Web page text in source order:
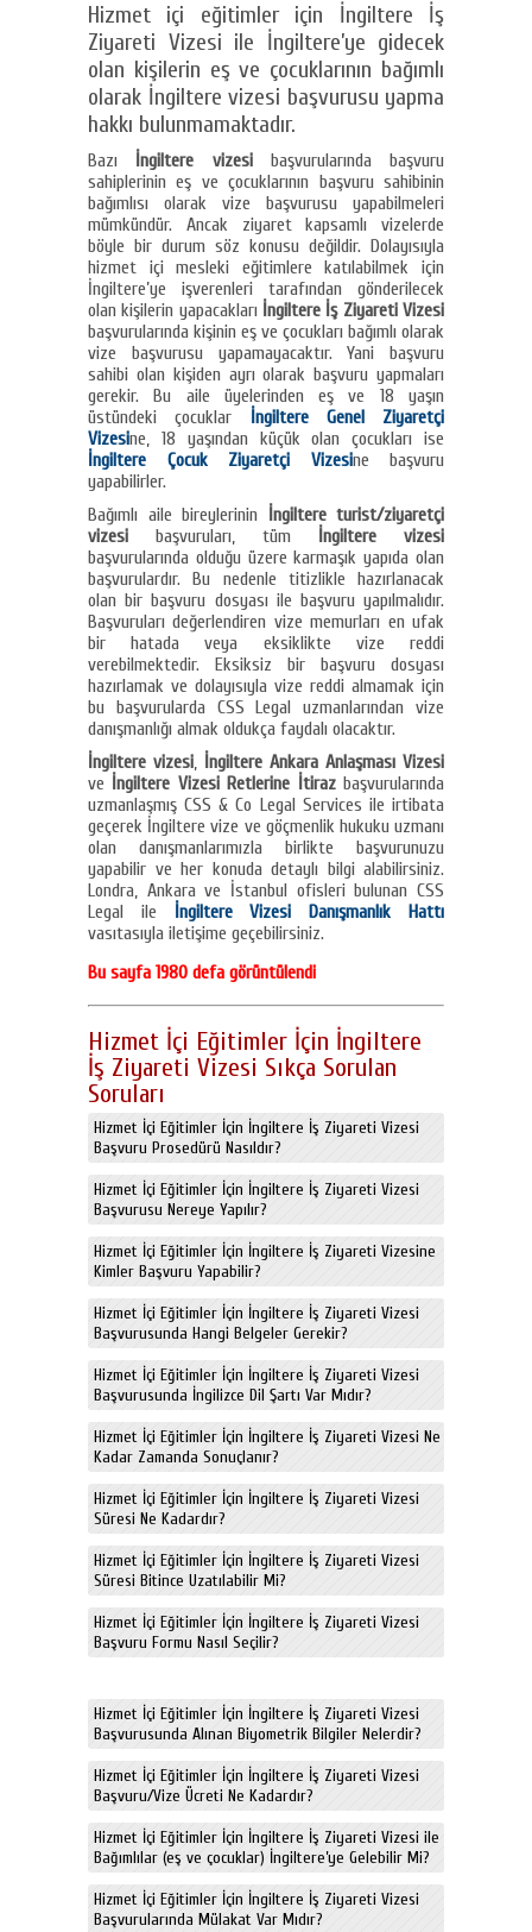
Hizmet içi eğitimler için İngiltere İş
Ziyareti Vizesi ile İngiltere’ye gidecek
olan kişilerin eş ve çocuklarının bağımlı
olarak İngiltere vizesi başvurusu yapma
hakkı bulunmamaktadır.
Bazı İngiltere vizesibaşvurularında başvuru
sahiplerinin eş ve çocuklarının başvuru sahibinin
bağımlısı olarak vize başvurusu yapabilmeleri
mümkündür. Ancak ziyaret kapsamlı vizelerde
böyle bir durum söz konusu değildir. Dolayısıyla
hizmet içi mesleki eğitimlere katılabilmek için
İngiltere’ye işverenleri tarafından gönderilecek
olan kişilerin yapacakları İngiltere İş Ziyareti Vizesi
başvurularında kişinin eş ve çocukları bağımlı olarak
vize başvurusu yapamayacaktır. Yani başvuru
sahibi olan kişiden ayrı olarak başvuru yapmaları
gerekir. Bu aile üyelerinden eş ve 18 yaşın
üstündeki çocuklar İngiltere Genel Ziyaretçi
Vizesine, 18 yaşından küçük olan çocukları ise
İngiltere Çocuk Ziyaretçi Vizesine başvuru
yapabilirler.
Bağımlı aile bireylerinin
İngiltere turist/ziyaretçi
vizesi başvuruları, tüm
İngiltere vizesi
başvurularında olduğu üzere karmaşık yapıda olan
başvurulardır. Bu nedenle titizlikle hazırlanacak
olan bir başvuru dosyası ile başvuru yapılmalıdır.
Başvuruları değerlendiren vize memurları en ufak
bir hatada veya eksiklikte vize reddi
verebilmektedir. Eksiksiz bir başvuru dosyası
hazırlamak ve dolayısıyla vize reddi almamak için
bu başvurularda CSS Legal uzmanlarından vize
danışmanlığı almak oldukça faydalı olacaktır.
İngiltere vizesi, İngiltere Ankara Anlaşması Vizesi
ve İngiltere Vizesi Retlerine İtirazbaşvurularında
uzmanlaşmış CSS & Co Legal Services ile irtibata
geçerek İngiltere vize ve göçmenlik hukuku uzmanı
olan danışmanlarımızla birlikte başvurunuzu
yapabilir ve her konuda detaylı bilgi alabilirsiniz.
Londra, Ankara ve İstanbul ofisleri bulunan CSS
Legal ile İngiltere Vizesi Danışmanlık Hattı
vasıtasıyla iletişime geçebilirsiniz.
Bu sayfa 1980 defa görüntülendi
Hizmet İçi Eğitimler İçin İngiltere
İş Ziyareti Vizesi Sıkça Sorulan
Soruları
Hizmet İçi Eğitimler İçin İngiltere İş Ziyareti Vizesi
Başvuru Prosedürü Nasıldır?
Hizmet İçi Eğitimler İçin İngiltere İş Ziyareti Vizesi
Başvurusu Nereye Yapılır?
Hizmet İçi Eğitimler İçin İngiltere İş Ziyareti Vizesine
Kimler Başvuru Yapabilir?
Hizmet İçi Eğitimler İçin İngiltere İş Ziyareti Vizesi
Başvurusunda Hangi Belgeler Gerekir?
Hizmet İçi Eğitimler İçin İngiltere İş Ziyareti Vizesi
Başvurusunda İngilizce Dil Şartı Var Mıdır?
Hizmet İçi Eğitimler İçin İngiltere İş Ziyareti Vizesi Ne
Kadar Zamanda Sonuçlanır?
Hizmet İçi Eğitimler İçin İngiltere İş Ziyareti Vizesi
Süresi Ne Kadardır?
Hizmet İçi Eğitimler İçin İngiltere İş Ziyareti Vizesi
Süresi Bitince Uzatılabilir Mi?
Hizmet İçi Eğitimler İçin İngiltere İş Ziyareti Vizesi
Başvuru Formu Nasıl Seçilir?
Hizmet İçi Eğitimler İçin İngiltere İş Ziyareti Vizesi
Başvurusunda Alınan Biyometrik Bilgiler Nelerdir?
Hizmet İçi Eğitimler İçin İngiltere İş Ziyareti Vizesi
Başvuru/Vize Ücreti Ne Kadardır?
Hizmet İçi Eğitimler İçin İngiltere İş Ziyareti Vizesi ile
Bağımlılar (eş ve çocuklar) İngiltere’ye Gelebilir Mi?
Hizmet İçi Eğitimler İçin İngiltere İş Ziyareti Vizesi
Başvurularında Mülakat Var Mıdır?